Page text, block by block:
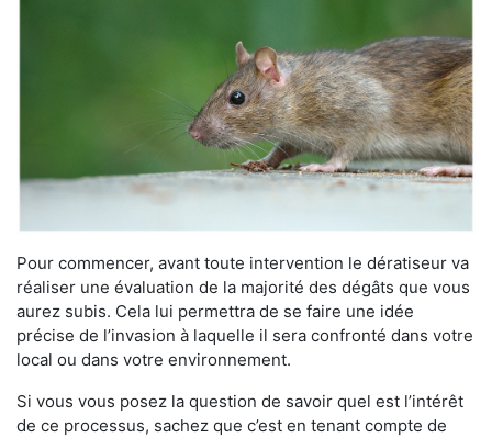
Pour commencer, avant toute intervention le dératiseur va
réaliser une évaluation de la majorité des dégâts que vous
aurez subis. Cela lui permettra de se faire une idée
précise de l’invasion à laquelle il sera confronté dans votre
local ou dans votre environnement.
Si vous vous posez la question de savoir quel est l’intérêt
de ce processus, sachez que c’est en tenant compte de